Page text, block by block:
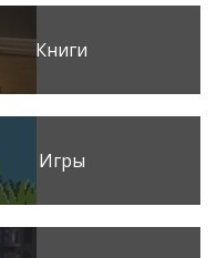
Книги
Игры